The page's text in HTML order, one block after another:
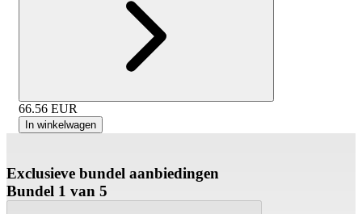
66.56 EUR
In winkelwagen
Exclusieve bundel aanbiedingen
Bundel 1 van 5